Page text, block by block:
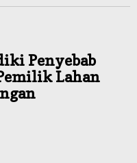
Penyebab
Lahan